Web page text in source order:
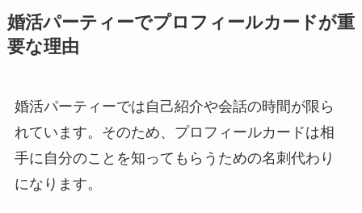
婚活パーティーでプロフィールカードが重
要な理由
婚活パーティーでは自己紹介や会話の時間が限ら
れています。そのため、プロフィールカードは相
手に自分のことを知ってもらうための名刺代わり
になります。